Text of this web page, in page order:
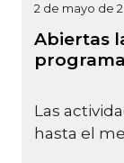
2 de mayo de
Abiertas
Las
hasta el